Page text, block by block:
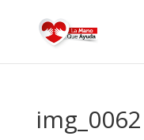
img_0062